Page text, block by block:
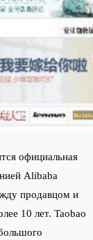
официальная
Alibaba
продавцом и
10 лет. Taobao